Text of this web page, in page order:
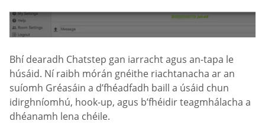
Bhí dearadh Chatstep gan iarracht agus an-tapa le
húsáid. Ní raibh mórán gnéithe riachtanacha ar an
suíomh Gréasáin a d’fhéadfadh baill a úsáid chun
idirghníomhú, hook-up, agus b’fhéidir teagmhálacha a
dhéanamh lena chéile.